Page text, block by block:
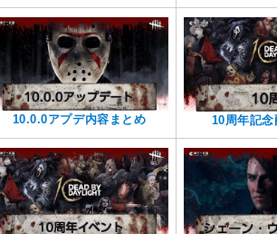
10.0.0アプデ内容まとめ 10周年記